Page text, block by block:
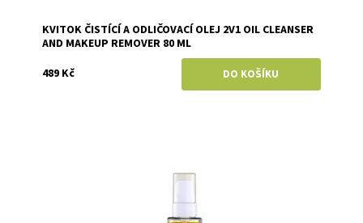
KVITOK ČISTÍCÍ A ODLIČOVACÍ OLEJ 2V1 OIL CLEANSER
AND MAKEUP REMOVER 80 ML
489 Kč
Hemptouch